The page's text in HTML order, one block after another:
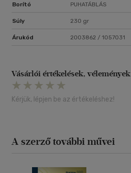
Borító PUHATÁBLÁS
Súly 230 gr
Árukód 2003862 / 1057031
Vásárlói értékelések, vélemények
Kérjük, lépjen be az értékeléshez!
A szerző további művei